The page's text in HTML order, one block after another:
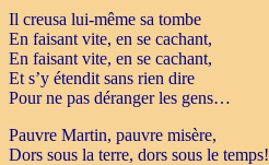
Il creusa lui-même sa tombe
En faisant vite, en se cachant,
En faisant vite, en se cachant,
Et s’y étendit sans rien dire
Pour ne pas déranger les gens…
Pauvre Martin, pauvre misère,
Dors sous la terre, dors sous le temps!